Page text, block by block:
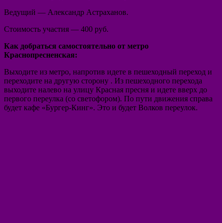
Ведущий — Александр Астраханов.
Стоимость участия — 400 руб.
Как добраться самостоятельно от метро
Краснопресненская:
Выходите из метро, напротив идете в пешеходный переход и
переходите на другую сторону . Из пешеходного перехода
выходите налево на улицу Красная пресня и идете вверх до
первого переулка (со светофором). По пути движения справа
будет кафе «Бургер-Кинг». Это и будет Волков переулок.